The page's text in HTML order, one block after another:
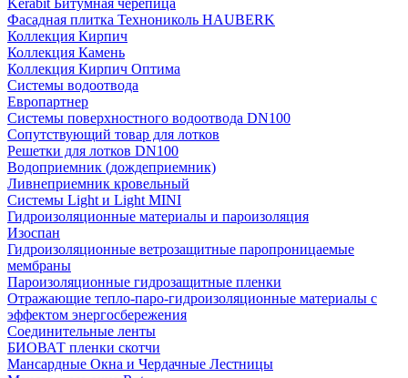
Kerabit Битумная черепица
Фасадная плитка Технониколь HAUBERK
Кол​лекция Кирпич
Кол​лекция Камень
Коллекция Кирпич Оптима
Системы водоотвода
Европартнер
Системы поверхностного водоотвода DN100
Сопутствующий товар для лотков
Решетки для лотков DN100
Водоприемник (дождеприемник)
Ливнеприемник кровельный
Системы Light и Light MINI
Гидроизоляционные материалы и пароизоляция
Изоспан
Гидроизоляционные ветрозащитные паропроницаемые
мембраны
Пароизоляционные гидрозащитные пленки
Отражающие тепло-паро-гидроизоляционные материалы с
эффектом энергосбережения
Соединительные ленты
БИОВАТ пленки скотчи
Мансардные Окна и Чердачные Лестницы